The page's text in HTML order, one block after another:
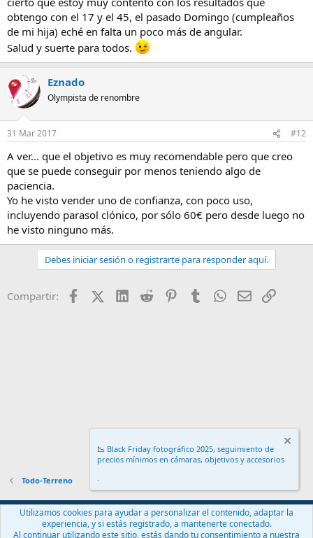
obtengo con el 17 y el 45, el pasado Domingo (cumpleaños
de mi hija) eché en falta un poco más de angular.
Salud y suerte para todos.
Eznado
Olympista de renombre
31 Mar 2017 #12
A ver... que el objetivo es muy recomendable pero que creo
que se puede conseguir por menos teniendo algo de
paciencia.
Yo he visto vender uno de confianza, con poco uso,
incluyendo parasol clónico, por sólo 60€ pero desde luego no
he visto ninguno más.
Debes iniciar sesión o registrarte para responder aquí.
Compartir: FacebookX (Twitter)
LinkedIn
Reddit PinterestTumblr WhatsApp
EmailEnlace
Todo-Terreno
Español (ES)
Contáctanos
Términos y reglas Política de privacidad
Ayuda
📉 Black Friday fotográfico 2025, seguimiento de
precios mínimos en cámaras, objetivos y accesorios
.
Utilizamos cookies para ayudar a personalizar el contenido, adaptar la
experiencia, y si estás registrado, a mantenerte conectado.
Al continuar utilizando este sitio, estás dando tu consentimiento a nuestra